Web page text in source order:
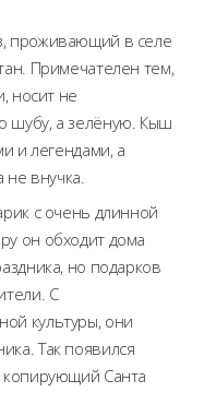
проживающий в селе
Примечателен тем,
носит не
шубу, а зелёную. Кыш
и легендами, а
не внучка.
с очень длинной
он обходит дома
но подарков
С
культуры, они
Так появился
копирующий Санта